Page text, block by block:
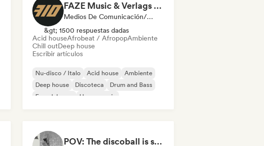
FAZE Music & Verlags GmbH
Medios De Comunicación/Periodista
&gt; 1500 respuestas dadas
Acid houseAfrobeat / AfropopAmbiente
Chill outDeep house
Escribir artículos
Nu-disco / Italo Acid house
Ambiente
Deep house
Discoteca
Drum and Bass
French house
House music
POV: The discoball is spinning, and you’re the star